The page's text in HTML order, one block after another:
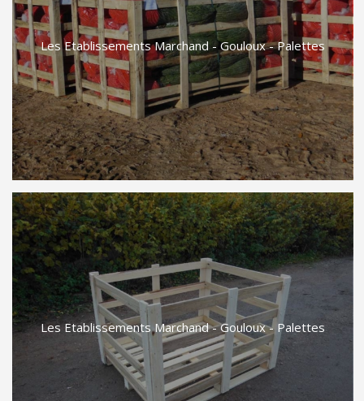
Les Etablissements Marchand - Gouloux - Palettes
Les Etablissements Marchand - Gouloux - Palettes